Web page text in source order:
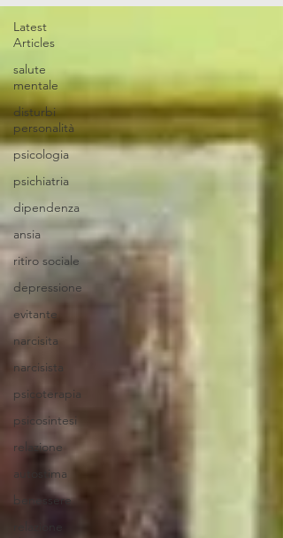
Latest
Articles
salute
mentale
disturbi
personalità
psicologia
psichiatria
dipendenza
ansia
ritiro sociale
depressione
evitante
narcisita
narcisista
psicoterapia
psicosintesi
relazione
autostima
benessere